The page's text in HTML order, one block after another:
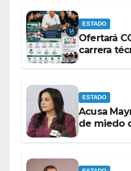
ESTADO
Ofertará
carrera
ESTADO
Acusa
de miedo